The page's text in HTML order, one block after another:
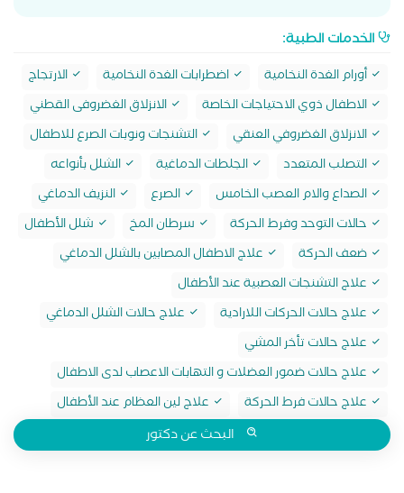
الخدمات الطبية:
أورام الغدة النخامية اضطرابات الغدة النخامية
الارتجاج
الاطفال ذوي الاحتياجات الخاصة
الانزلاق الغضروفى القطني
الانزلاق الغضروفي العنقي
التشنجات ونوبات الصرع للاطفال
التصلب المتعدد
الجلطات الدماغية
الشلل بأنواعه
الصداع والام العصب الخامس
الصرع
النزيف الدماغي
حالات التوحد وفرط الحركة
سرطان المخ
شلل الأطفال
ضعف الحركة
علاج الاطفال المصابين بالشلل الدماغي
علاج التشنجات العصبية عند الأطفال
علاج حالات الحركات اللارادية
علاج حالات الشلل الدماغي
علاج حالات تأخر المشي
علاج حالات ضمور العضلات و التهابات الاعصاب لدى الاطفال
علاج حالات فرط الحركة
علاج لين العظام عند الأطفال
البحث عن دكتور